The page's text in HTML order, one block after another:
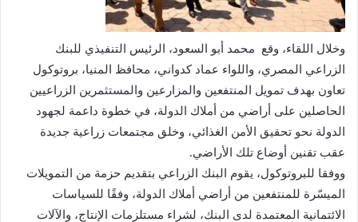
وخلال اللقاء، وقع محمد أبو السعود، الرئيس التنفيذي للبنك
الزراعي المصري، واللواء عماد كدواني، محافظ المنيا، بروتوكول
تعاون بهدف تمويل المنتفعين والمزارعين والمستثمرين الزراعيين
الحاصلين على أراضي من أملاك الدولة، في خطوة داعمة لجهود
الدولة نحو تحقيق الأمن الغذائي، وخلق مجتمعات زراعية جديدة
عقب تقنين أوضاع تلك الأراضي.
ووفقا للبروتوكول، يقوم البنك الزراعي بتقديم حزمة من التمويلات
الميسّرة للمنتفعين من أراضي أملاك الدولة، وفقًا للسياسات
الائتمانية المعتمدة لدى البنك، لشراء مستلزمات الإنتاج، والآلات